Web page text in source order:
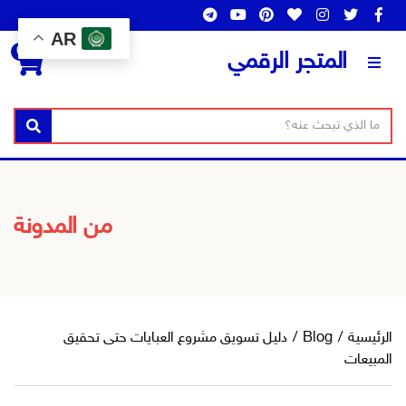
المتجر الرقمي
س
ف
ص
ا
بحث
0
من المدونة
الرئيسية /
Blog
/ دليل تسويق مشروع العبايات حتى تحقيق
المبيعات
AR